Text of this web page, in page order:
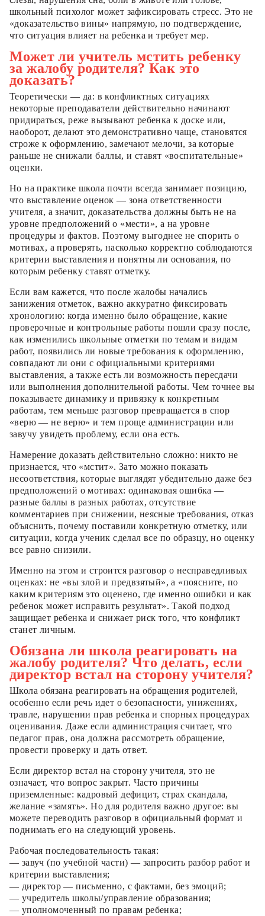
школьный психолог может зафиксировать стресс. Это не
«доказательство вины» напрямую, но подтверждение,
что ситуация влияет на ребенка и требует мер.
Может ли учитель мстить ребенку
за жалобу родителя? Как это
доказать?
Теоретически — да: в конфликтных ситуациях
некоторые преподаватели действительно начинают
придираться, реже вызывают ребенка к доске или,
наоборот, делают это демонстративно чаще, становятся
строже к оформлению, замечают мелочи, за которые
раньше не снижали баллы, и ставят «воспитательные»
оценки.
Но на практике школа почти всегда занимает позицию,
что выставление оценок — зона ответственности
учителя, а значит, доказательства должны быть не на
уровне предположений о «мести», а на уровне
процедуры и фактов. Поэтому выгоднее не спорить о
мотивах, а проверять, насколько корректно соблюдаются
критерии выставления и понятны ли основания, по
которым ребенку ставят отметку.
Если вам кажется, что после жалобы начались
занижения отметок, важно аккуратно фиксировать
хронологию: когда именно было обращение, какие
проверочные и контрольные работы пошли сразу после,
как изменились школьные отметки по темам и видам
работ, появились ли новые требования к оформлению,
совпадают ли они с официальными критериями
выставления, а также есть ли возможность пересдачи
или выполнения дополнительной работы. Чем точнее вы
показываете динамику и привязку к конкретным
работам, тем меньше разговор превращается в спор
«верю — не верю» и тем проще администрации или
завучу увидеть проблему, если она есть.
Намерение доказать действительно сложно: никто не
признается, что «мстит». Зато можно показать
несоответствия, которые выглядят убедительно даже без
предположений о мотивах: одинаковая ошибка —
разные баллы в разных работах, отсутствие
комментариев при снижении, неясные требования, отказ
объяснить, почему поставили конкретную отметку, или
ситуации, когда ученик сделал все по образцу, но оценку
все равно снизили.
Именно на этом и строится разговор о несправедливых
оценках: не «вы злой и предвзятый», а «поясните, по
каким критериям это оценено, где именно ошибки и как
ребенок может исправить результат». Такой подход
защищает ребенка и снижает риск того, что конфликт
станет личным.
Обязана ли школа реагировать на
жалобу родителя? Что делать, если
директор встал на сторону учителя?
Школа обязана реагировать на обращения родителей,
особенно если речь идет о безопасности, унижениях,
травле, нарушении прав ребенка и спорных процедурах
оценивания. Даже если администрация считает, что
педагог прав, она должна рассмотреть обращение,
провести проверку и дать ответ.
Если директор встал на сторону учителя, это не
означает, что вопрос закрыт. Часто причины
приземленные: кадровый дефицит, страх скандала,
желание «замять». Но для родителя важно другое: вы
можете переводить разговор в официальный формат и
поднимать его на следующий уровень.
Рабочая последовательность такая:
— завуч (по учебной части) — запросить разбор работ и
критерии выставления;
— директор — письменно, с фактами, без эмоций;
— учредитель школы/управление образования;
— уполномоченный по правам ребенка;